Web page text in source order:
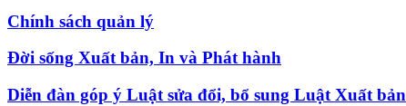
Chính sách quản lý
Đời sống Xuất bản, In và Phát hành
Diễn đàn góp ý Luật sửa đổi, bổ sung Luật Xuất bản